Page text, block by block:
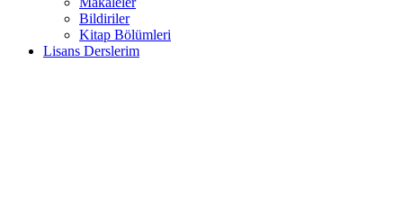
Bildiriler
Kitap Bölümleri
Lisans Derslerim